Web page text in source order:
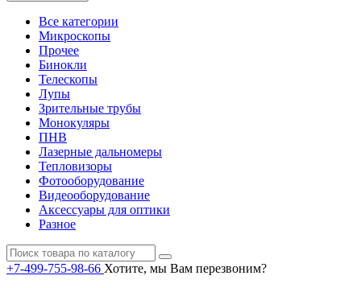
Все категории
Микроскопы
Прочее
Бинокли
Телескопы
Лупы
Зрительные трубы
Монокуляры
ПНВ
Лазерные дальномеры
Тепловизоры
Фотооборудование
Видеооборудование
Аксессуары для оптики
Разное
+7-499-755-98-66 Хотите, мы Вам перезвоним?